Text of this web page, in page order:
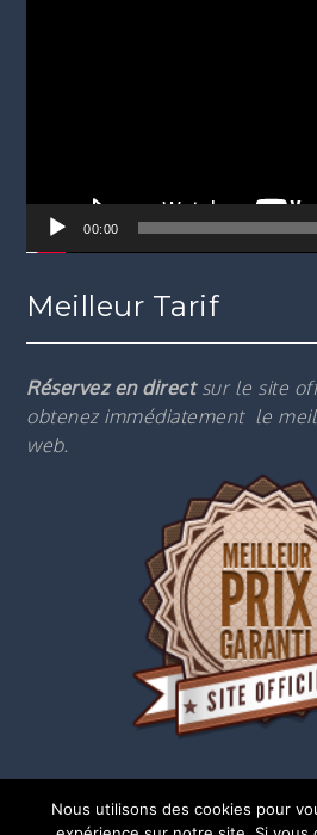
00:00
Meilleur Tarif
Réservez en directsur le site
obtenez immédiatement le m
web.
Nous utilisons des cookies pour